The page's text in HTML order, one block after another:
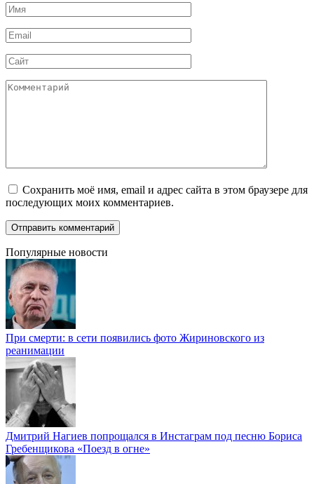
Имя
*
Email
*
Сайт
Комментарий
Сохранить моё имя, email и адрес сайта в этом браузере для
последующих моих комментариев.
Популярные новости
При смерти: в сети появились фото Жириновского из
реанимации
Дмитрий Нагиев попрощался в Инстаграм под песню Бориса
Гребенщикова «Поезд в огне»